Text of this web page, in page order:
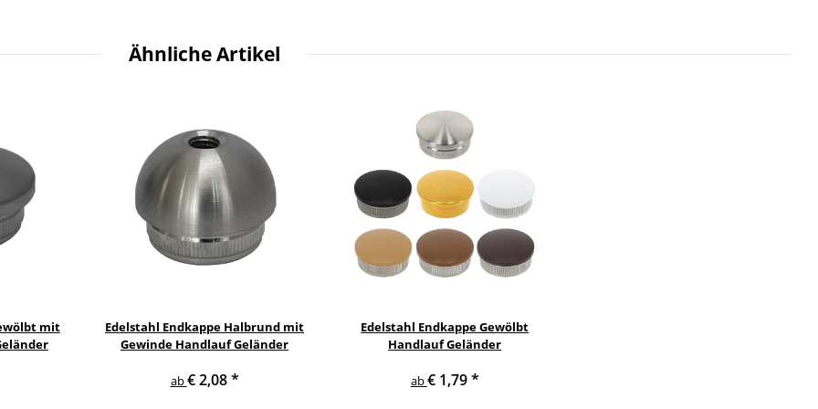
Ähnliche Artikel
mit
Edelstahl Endkappe Halbrund mit
Gewinde Handlauf Geländer
ab€ 2,08*
Edelstahl Endkappe Gewölbt
Handlauf Geländer
ab€ 1,79*